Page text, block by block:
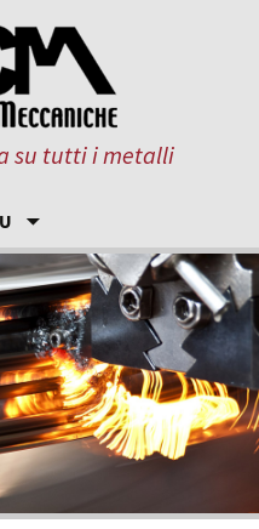
su tutti i metalli